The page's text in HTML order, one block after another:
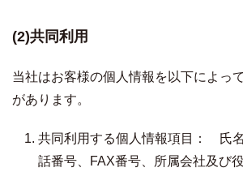
(2)共同利用
当社はお客様の個人情報を以下によっ
があります。
共同利用する個人情報項目： 氏
話番号、FAX番号、所属会社及び